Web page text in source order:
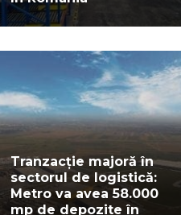
Tranzacție majoră în
sectorul de logistică:
Metro va avea 58.000
mp de depozite în